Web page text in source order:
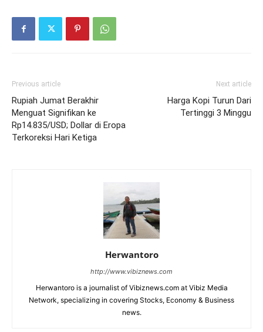
Previous article
Rupiah Jumat Berakhir
Menguat Signifikan ke
Rp14.835/USD; Dollar di Eropa
Terkoreksi Hari Ketiga
Next article
Harga Kopi Turun Dari
Tertinggi 3 Minggu
Herwantoro
http://www.vibiznews.com
Herwantoro is a journalist of Vibiznews.com at Vibiz Media
Network, specializing in covering Stocks, Economy & Business
news.